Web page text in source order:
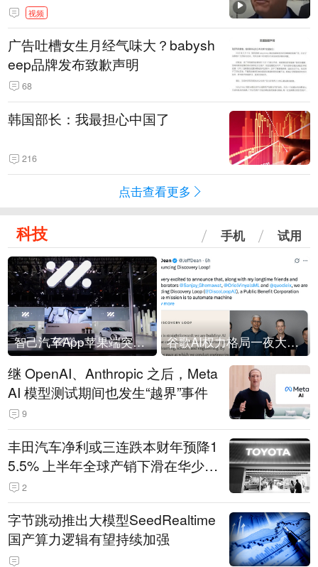
人，把这当成一场阴谋”，全场哄笑
视频
广告吐槽女生月经气味大？babysh
eep品牌发布致歉声明
68
韩国部长：我最担心中国了
216
点击查看更多
科技 手机 试用
智己汽车App苹果端突然“下架” 谷歌AI权力格局一夜大洗牌
继 OpenAI、Anthropic 之后，Meta
AI 模型测试期间也发生“越界”事件
9
丰田汽车净利或三连跌本财年预降1
5.5% 上半年全球产销下滑在华少卖
14.3万辆
2
字节跳动推出大模型SeedRealtime
国产算力逻辑有望持续加强